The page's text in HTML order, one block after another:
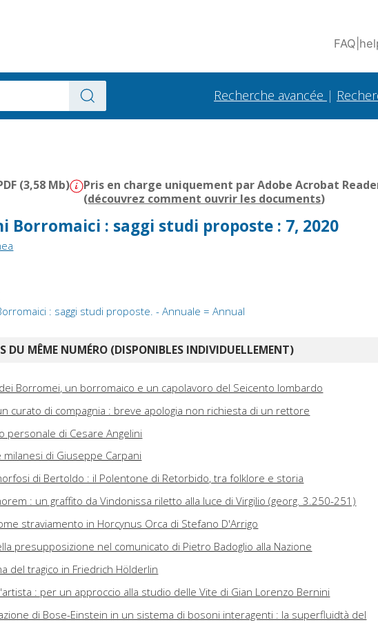
FAQ
Recherche avancée |
(3,58 Mb)
Pris en charge uniquement par Adobe Acrobat
(découvrez comment ouvrir les documents)
Borromaici : saggi studi proposte : 7, 2020
: saggi studi proposte. - Annuale = Annual
DU MÊME NUMÉRO (DISPONIBLES INDIVIDUELLEMENT)
Borromei, un borromaico e un capolavoro del Seicento lombardo
curato di compagnia : breve apologia non richiesta di un rettore
personale di Cesare Angelini
milanesi di Giuseppe Carpani
di Bertoldo : il Polentone di Retorbido, tra folklore e storia
: un graffito da Vindonissa riletto alla luce di Virgilio (georg. 3.250-251)
straviamento in Horcynus Orca di Stefano D'Arrigo
presupposizione nel comunicato di Pietro Badoglio alla Nazione
del tragico in Friedrich Hölderlin
: per un approccio alla studio delle Vite di Gian Lorenzo Bernini
di Bose-Einstein in un sistema di bosoni interagenti : la superfluidtà del